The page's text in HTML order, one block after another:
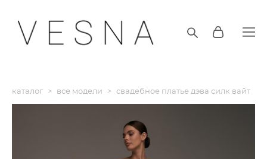
каталог > все модели > свадебное платье дэва силк вайт